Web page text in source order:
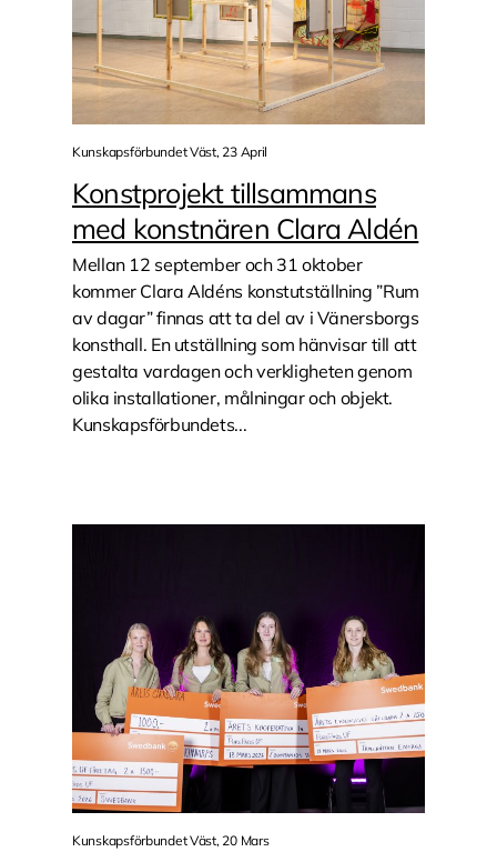
Kunskapsförbundet Väst, 23 April
Konstprojekt tillsammans
med konstnären Clara Aldén
Mellan 12 september och 31 oktober
kommer Clara Aldéns konstutställning ”Rum
av dagar” finnas att ta del av i Vänersborgs
konsthall. En utställning som hänvisar till att
gestalta vardagen och verkligheten genom
olika installationer, målningar och objekt.
Kunskapsförbundets...
Kunskapsförbundet Väst, 20 Mars